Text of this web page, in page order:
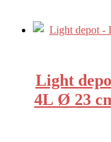
Light
4L Ø 23